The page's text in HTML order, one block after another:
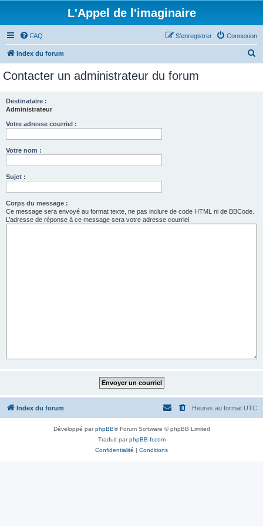
L'Appel de l'imaginaire
FAQ Connexion
S’enregistrer
Index du forum
Contacter un administrateur du forum
Destinataire :
Administrateur
Votre adresse courriel :
Votre nom :
Sujet :
Corps du message :
Ce message sera envoyé au format texte, ne pas inclure de code HTML ni de BBCode.
L’adresse de réponse à ce message sera votre adresse courriel.
Index du forum Heures au format UTC
Développé parphpBB® Forum Software © phpBB Limited
Traduit parphpBB-fr.com
Confidentialité | Conditions